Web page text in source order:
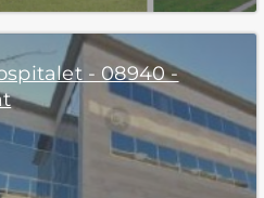
- 08940 -